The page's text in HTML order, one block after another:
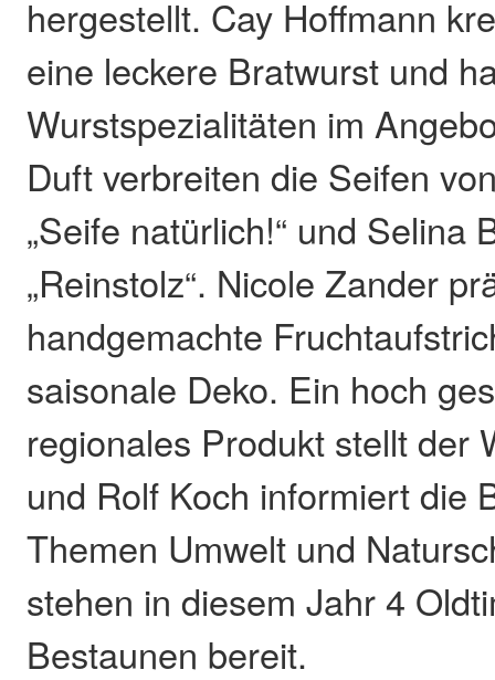
hergestellt. Cay Hoffmann
eine leckere Bratwurst und
Wurstspezialitäten im
Duft verbreiten die Seifen
„Seife natürlich!“ und Selina
„Reinstolz“. Nicole Zander
handgemachte
saisonale Deko. Ein hoch
regionales Produkt stellt der
und Rolf Koch informiert die
Themen Umwelt und
stehen in diesem Jahr 4
Bestaunen bereit.